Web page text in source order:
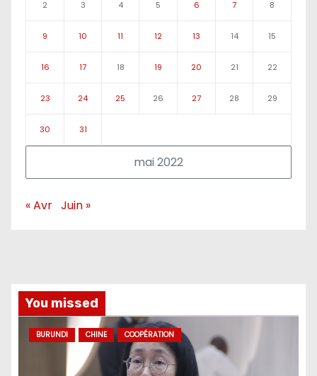
mai 2022
2 3 4 5 6 7 8
9 10 11 12 13 14 15
16 17 18 19 20 21 22
23 24 25 26 27 28 29
30 31
« Avr Juin »
You missed
BURUNDI CHINE COOPÉRATION